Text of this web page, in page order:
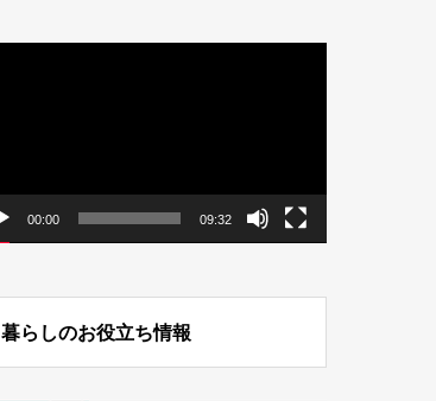
00:00 09:32
暮らしのお役立ち情報